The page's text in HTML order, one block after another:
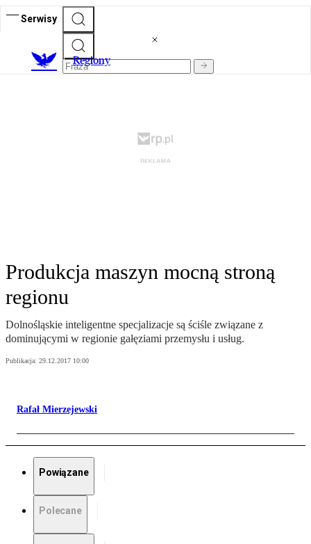
Serwisy
Regiony
Produkcja maszyn mocną stroną
regionu
Dolnośląskie inteligentne specjalizacje są ściśle związane z
dominującymi w regionie gałęziami przemysłu i usług.
Publikacja: 29.12.2017 10:00
Rafał Mierzejewski
Powiązane
Polecane